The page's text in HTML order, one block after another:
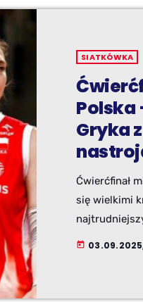
SIATKÓWKA
Polska
Gryka
Ćwierćfinał
się wielkimi
today